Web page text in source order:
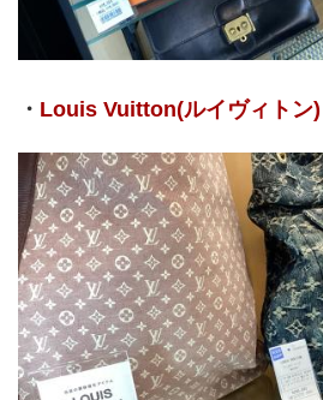
・ Louis Vuitton(ルイヴィトン)